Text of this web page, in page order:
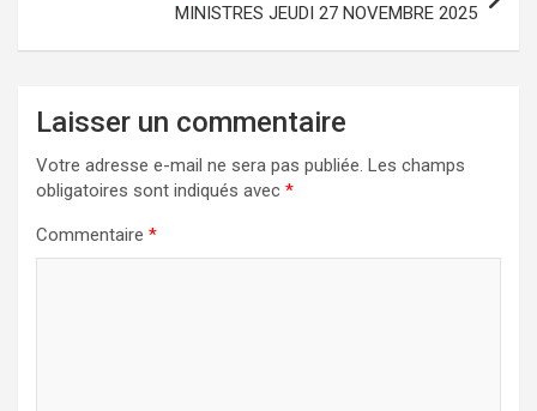
MINISTRES JEUDI 27 NOVEMBRE 2025
Laisser un commentaire
Votre adresse e-mail ne sera pas publiée. Les champs
obligatoires sont indiqués avec *
Commentaire *